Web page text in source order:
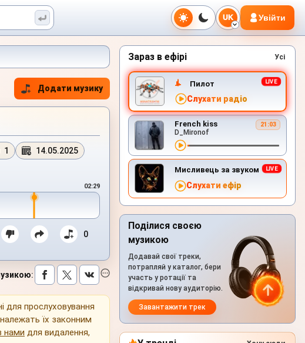
UK Увійти
Додати музику
1
14.05.2025
02:29
0
:
для прослуховування
їх законним
нами для видалення,
Зараз в ефірі Усі
Пилот
Слухати радіо
French kiss 21:03
D_Mironof
Мисливець за звуком
Слухати ефір
Поділися своєю
музикою
Додавай свої треки,
потрапляй у каталог, бери
участь у ротації та
відкривай нову аудиторію.
Завантажити трек